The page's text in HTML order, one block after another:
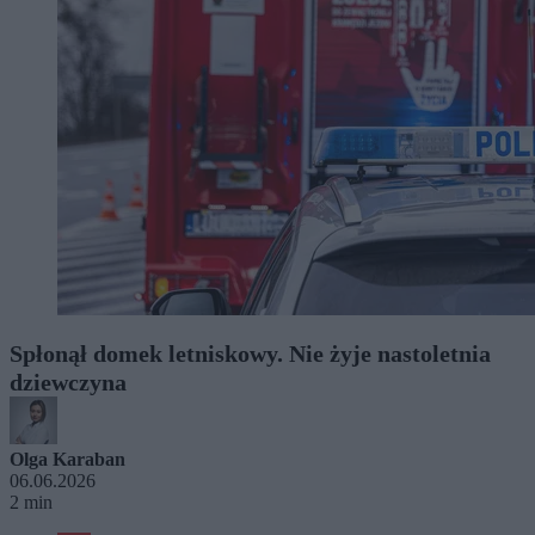
Spłonął domek letniskowy. Nie żyje nastoletnia
dziewczyna
Olga Karaban
06.06.2026
2 min